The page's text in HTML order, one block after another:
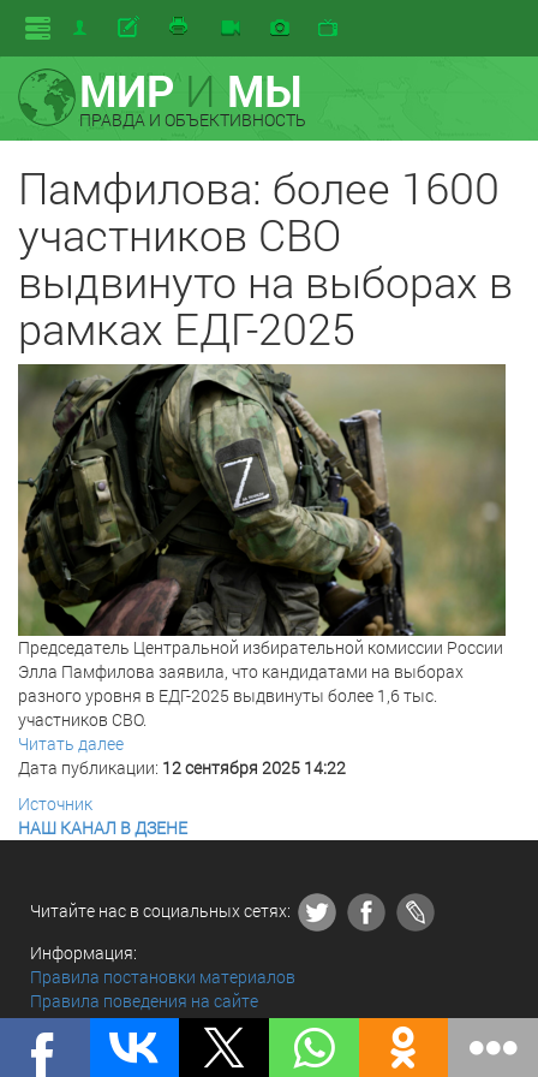
МИРИ МЫ
ПРАВДА И ОБЪЕКТИВНОСТЬ
Памфилова: более 1600
участников СВО
выдвинуто на выборах в
рамках ЕДГ-2025
Председатель Центральной избирательной комиссии России
Элла Памфилова заявила, что кандидатами на выборах
разного уровня в ЕДГ-2025 выдвинуты более 1,6 тыс.
участников СВО.
Читать далее
Дата публикации: 12 сентября 2025 14:22
Источник
НАШ КАНАЛ В ДЗЕНЕ
Читайте нас в социальных сетях:
Информация:
Правила постановки материалов
Правила поведения на сайте
По всем вопросам обращаться:Связаться с нами